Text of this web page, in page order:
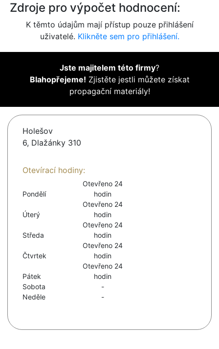
Zdroje pro výpočet hodnocení:
K těmto údajům mají přístup pouze přihlášení
uživatelé. Klikněte sem pro přihlášení.
Jste majitelem této firmy?
Blahopřejeme! Zjistěte jestli můžete získat
propagační materiály!
Holešov
6, Dlažánky 310
Otevírací hodiny:
Pondělí
Otevřeno 24
hodin
Úterý
Otevřeno 24
hodin
Středa
Otevřeno 24
hodin
Čtvrtek
Otevřeno 24
hodin
Pátek
Otevřeno 24
hodin
Sobota
-
Neděle
-